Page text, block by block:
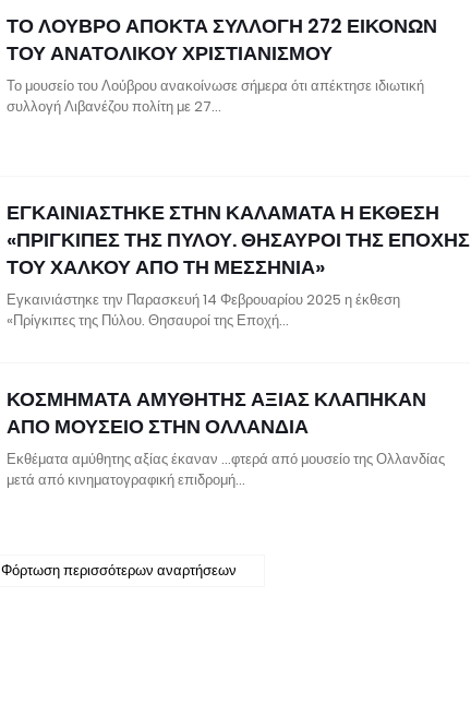
ΤΟ ΛΟΥΒΡΟ ΑΠΟΚΤΑ ΣΥΛΛΟΓΗ 272 ΕΙΚΟΝΩΝ
ΤΟΥ ΑΝΑΤΟΛΙΚΟΥ ΧΡΙΣΤΙΑΝΙΣΜΟΥ
Το μουσείο του Λούβρου ανακοίνωσε σήμερα ότι απέκτησε ιδιωτική
συλλογή Λιβανέζου πολίτη με 27…
ΕΓΚΑΙΝΙΑΣΤΗΚΕ ΣΤΗΝ ΚΑΛΑΜΑΤΑ Η ΕΚΘΕΣΗ
«ΠΡΙΓΚΙΠΕΣ ΤΗΣ ΠΥΛΟΥ. ΘΗΣΑΥΡΟΙ ΤΗΣ ΕΠΟΧΗΣ
ΤΟΥ ΧΑΛΚΟΥ ΑΠΟ ΤΗ ΜΕΣΣΗΝΙΑ»
Εγκαινιάστηκε την Παρασκευή 14 Φεβρουαρίου 2025 η έκθεση
«Πρίγκιπες της Πύλου. Θησαυροί της Εποχή…
ΚΟΣΜΗΜΑΤΑ ΑΜΥΘΗΤΗΣ ΑΞΙΑΣ ΚΛΑΠΗΚΑΝ
ΑΠΟ ΜΟΥΣΕΙΟ ΣΤΗΝ ΟΛΛΑΝΔΙΑ
Εκθέματα αμύθητης αξίας έκαναν …φτερά από μουσείο της Ολλανδίας
μετά από κινηματογραφική επιδρομή…
Φόρτωση περισσότερων αναρτήσεων